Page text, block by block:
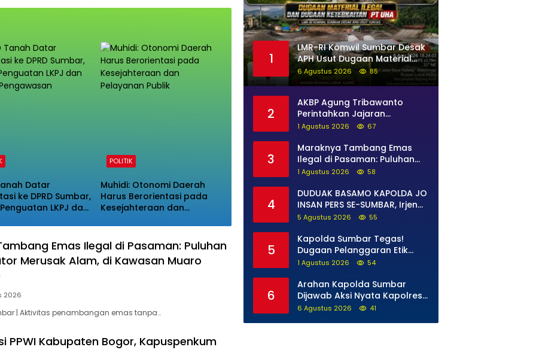
Datar
ke DPRD Sumbar,
LKPJ dan
POLITIK
Muhidi: Otonomi Daerah
Harus Berorientasi pada
Kesejahteraan dan
Emas Ilegal di Pasaman: Puluhan
Merusak Alam, di Kawasan Muaro
2026
| Aktivitas penambangan emas tanpa…
PPWI Kabupaten Bogor, Kapuspenkum
1
LMR-RI Komwil Sumbar Desak
APH Usut Dugaan Material
Ilegal di Batang Anai, Dugaan
Keterkaitan PT UHA Diminta
6 Agustus 2026 85
2
AKBP Agung Tribawanto
Perintahkan Jajaran
Persempit Ruang Gerak
Barat
1 Agustus 2026 67
3
Maraknya Tambang Emas
Ilegal di Pasaman: Puluhan
Unit Excavator Merusak Alam,
Lolo
1 Agustus 2026 58
4
DUDUAK BASAMO KAPOLDA JO
INSAN PERS SE-SUMBAR, Irjen
Pol. Djati Wiyoto Abadhy
bagi Pelanggar Hukum di
Internal Polri
5 Agustus 2026 55
5
Kapolda Sumbar Tegas!
Dugaan Pelanggaran Etik
Anggota Diproses Tanpa
AKBP F Dipercepat
1 Agustus 2026 54
6
Arahan Kapolda Sumbar
Dijawab Aksi Nyata Kapolres
Solok Selatan, Polri Untuk
6 Agustus 2026 41